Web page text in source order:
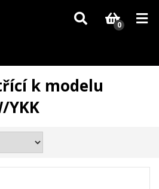
může dodání dílů, které nejsou skladem,
za pochopení.
0
k modelu
YKK